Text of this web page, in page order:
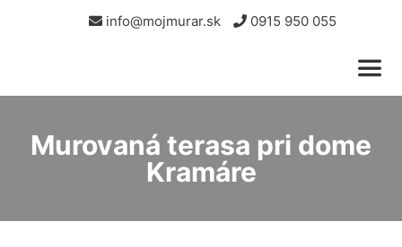
info@mojmurar.sk 0915 950 055
Murovaná terasa pri dome
Kramáre